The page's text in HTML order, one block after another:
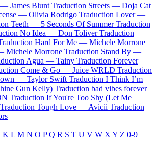
— James Blunt Traduction Streets — Doja Cat
— Olivia Rodrigo Traduction Lover —
Teeth — 5 Seconds Of Summer Traduction
No Idea — Don Toliver Traduction
Hard For Me — Michele Morrone
Michele Morrone Traduction Stand By —
Agua — Tainy Traduction Forever
Come & Go — Juice WRLD Traduction
— Taylor Swift Traduction I Think I’m
Gun Kelly) Traduction bad vibes forever
Traduction If You're Too Shy (Let Me
Traduction Tough Love — Avicii Traduction
K L M N O P Q R S T U V W X Y Z 0-9